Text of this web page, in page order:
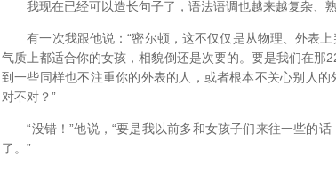
我现在已经可以造长句子了，语法语调也越来越复杂、熟
有一次我跟他说：“密尔顿，这不仅仅是从物理、外表上
气质上都适合你的女孩，相貌倒还是次要的。要是我们在
到一些同样也不注重你的外表的人，或者根本不关心别人
对不对？”
“没错！”他说，“要是我以前多和女孩子们来往一些的话
了。”